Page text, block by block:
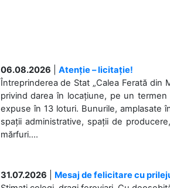
06.08.2026
Atenție – licitație!
Întreprinderea de Stat „Calea Ferată din
privind darea în locațiune, pe un
expuse în 13 loturi. Bunurile, amplasate
spații administrative, spații de
mărfuri....
31.07.2026
Mesaj de felicitare cu